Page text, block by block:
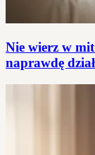
Nie wierz w
naprawdę